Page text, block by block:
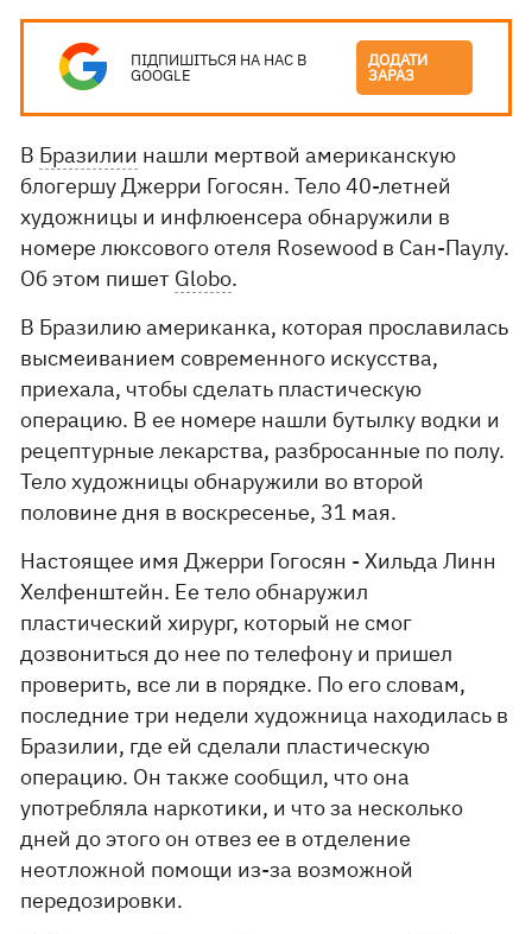
ПІДПИШІТЬСЯ НА НАС В
GOOGLE
ДОДАТИ
ЗАРАЗ
В Бразилии нашли мертвой американскую
блогершу Джерри Гогосян. Тело 40-летней
художницы и инфлюенсера обнаружили в
номере люксового отеля Rosewood в Сан-Паулу.
Об этом пишет Globo.
В Бразилию американка, которая прославилась
высмеиванием современного искусства,
приехала, чтобы сделать пластическую
операцию. В ее номере нашли бутылку водки и
рецептурные лекарства, разбросанные по полу.
Тело художницы обнаружили во второй
половине дня в воскресенье, 31 мая.
Настоящее имя Джерри Гогосян - Хильда Линн
Хелфенштейн. Ее тело обнаружил
пластический хирург, который не смог
дозвониться до нее по телефону и пришел
проверить, все ли в порядке. По его словам,
последние три недели художница находилась в
Бразилии, где ей сделали пластическую
операцию. Он также сообщил, что она
употребляла наркотики, и что за несколько
дней до этого он отвез ее в отделение
неотложной помощи из-за возможной
передозировки.